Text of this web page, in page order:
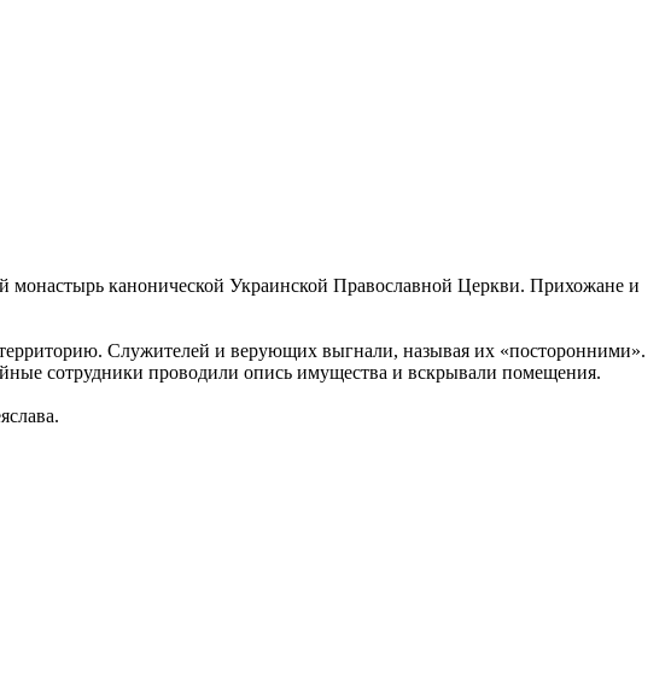
канонической Украинской Православной Церкви. Прихожане и
Служителей и верующих выгнали, называя их «посторонними».
сотрудники проводили опись имущества и вскрывали помещения.